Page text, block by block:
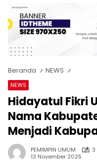
Beranda NEWS
NEWS
Hidayatul Fikri
Nama
Menjadi
PEMIMPIN UMUM
3
13 November 2025